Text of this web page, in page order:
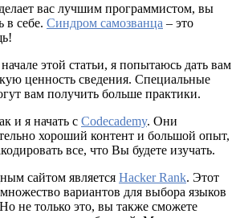
вас лучшим программистом, вы
в себе. Синдром самозванца – это
этой статьи, я попытаюсь дать вам
ценность сведения. Специальные
вам получить больше практики.
и я начать с Codecademy. Они
хороший контент и большой опыт,
все, что Вы будете изучать.
сайтом является Hacker Rank. Этот
вариантов для выбора языков
не только это, вы также сможете